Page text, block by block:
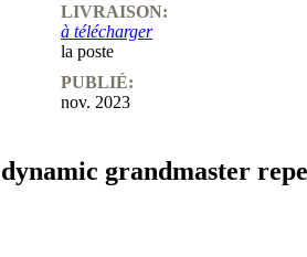
LIVRAISON:
à télécharger
la poste
PUBLIÉ:
nov. 2023
grandmaster